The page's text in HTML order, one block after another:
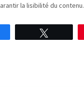
la lisibilité du contenu.